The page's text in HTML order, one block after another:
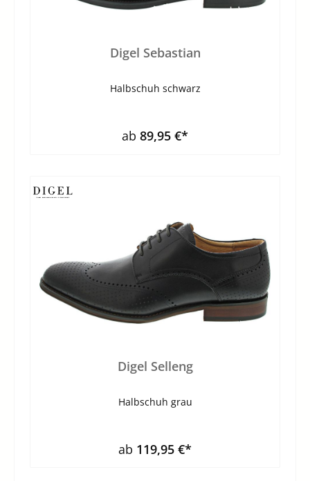
Digel Sebastian
Halbschuh schwarz
ab 89,95 €*
Digel Selleng
Halbschuh grau
ab 119,95 €*